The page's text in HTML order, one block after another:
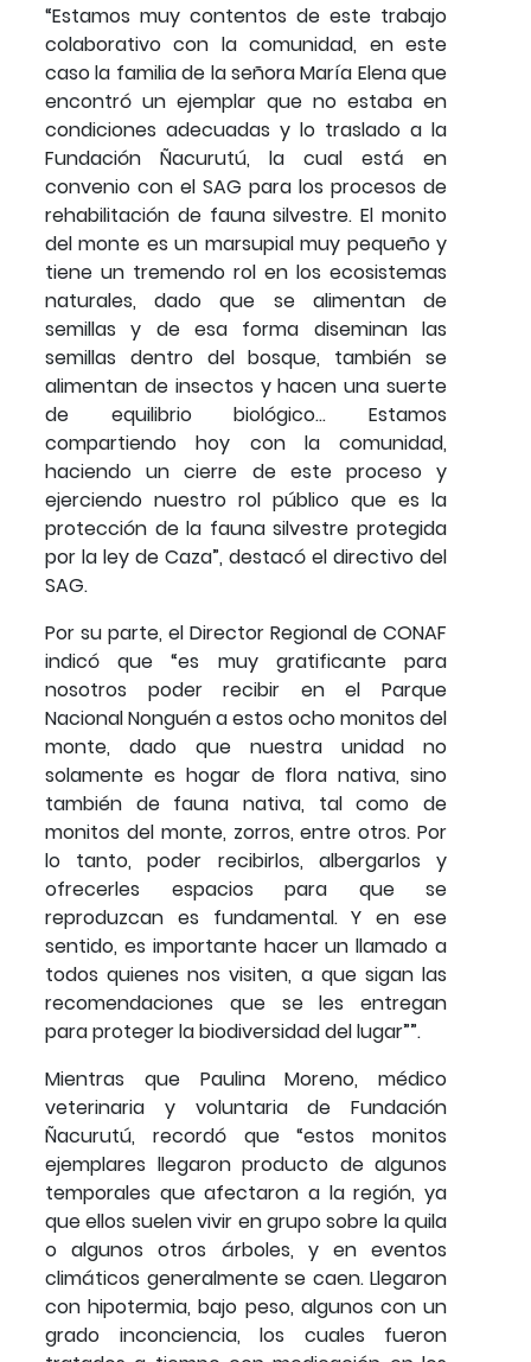
“Estamos muy contentos de este trabajo
colaborativo con la comunidad, en este
caso la familia de la señora María Elena que
encontró un ejemplar que no estaba en
condiciones adecuadas y lo traslado a la
Fundación Ñacurutú, la cual está en
convenio con el SAG para los procesos de
rehabilitación de fauna silvestre. El monito
del monte es un marsupial muy pequeño y
tiene un tremendo rol en los ecosistemas
naturales, dado que se alimentan de
semillas y de esa forma diseminan las
semillas dentro del bosque, también se
alimentan de insectos y hacen una suerte
de equilibrio biológico… Estamos
compartiendo hoy con la comunidad,
haciendo un cierre de este proceso y
ejerciendo nuestro rol público que es la
protección de la fauna silvestre protegida
por la ley de Caza”, destacó el directivo del
SAG.
Por su parte, el Director Regional de CONAF
indicó que “es muy gratificante para
nosotros poder recibir en el Parque
Nacional Nonguén a estos ocho monitos del
monte, dado que nuestra unidad no
solamente es hogar de flora nativa, sino
también de fauna nativa, tal como de
monitos del monte, zorros, entre otros. Por
lo tanto, poder recibirlos, albergarlos y
ofrecerles espacios para que se
reproduzcan es fundamental. Y en ese
sentido, es importante hacer un llamado a
todos quienes nos visiten, a que sigan las
recomendaciones que se les entregan
para proteger la biodiversidad del lugar””.
Mientras que Paulina Moreno, médico
veterinaria y voluntaria de Fundación
Ñacurutú, recordó que “estos monitos
ejemplares llegaron producto de algunos
temporales que afectaron a la región, ya
que ellos suelen vivir en grupo sobre la quila
o algunos otros árboles, y en eventos
climáticos generalmente se caen. Llegaron
con hipotermia, bajo peso, algunos con un
grado inconciencia, los cuales fueron